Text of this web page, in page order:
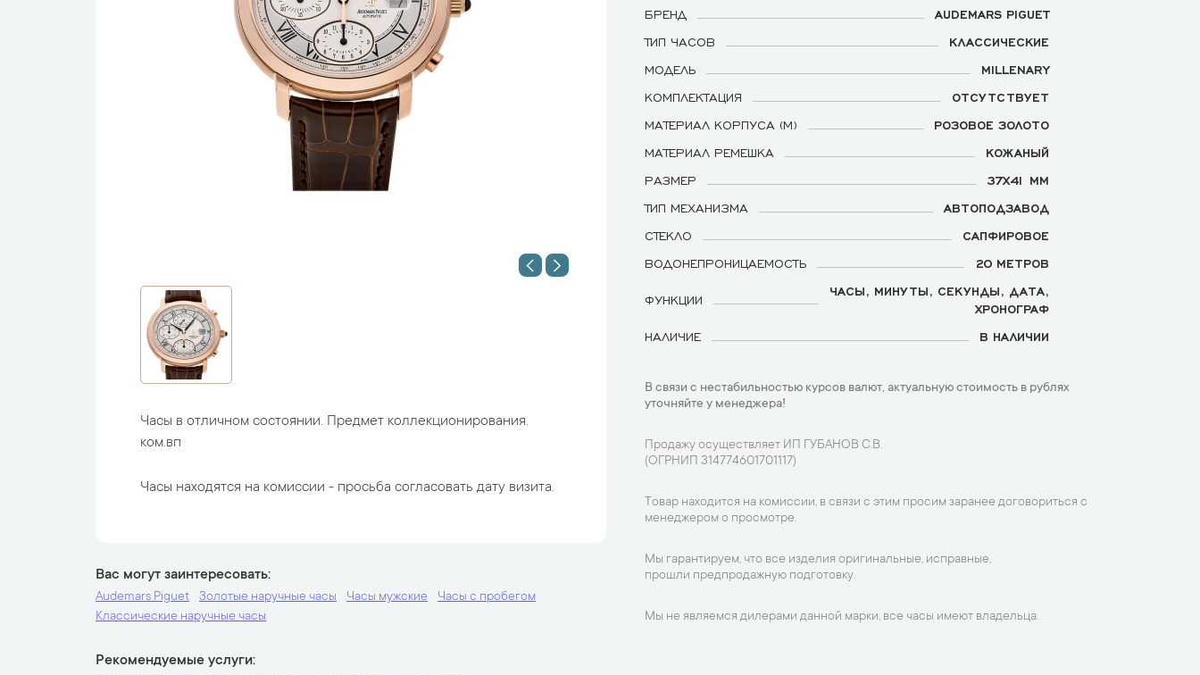
Часы в отличном состоянии. Предмет коллекционирования.
ком.вп
Часы находятся на комиссии - просьба согласовать дату визита.
Вас могут заинтересовать
Audemars Piguet Золотые наручные часы Часы мужские
Часы с пробегом
Классические наручные часы
Рекомендуемые услуги
БРЕНД
AUDEMARS PIGUET
ТИП ЧАСОВ
КЛАССИЧЕСКИЕ
МОДЕЛЬ
MILLENARY
КОМПЛЕКТАЦИЯ
ОТСУТСТВУЕТ
МАТЕРИАЛ КОРПУСА (М)
РОЗОВОЕ ЗОЛОТО
МАТЕРИАЛ РЕМЕШКА
КОЖАНЫЙ
РАЗМЕР
37Х41 ММ
ТИП МЕХАНИЗМА
АВТОПОДЗАВОД
СТЕКЛО
САПФИРОВОЕ
ВОДОНЕПРОНИЦАЕМОСТЬ
20 МЕТРОВ
ФУНКЦИИ
ЧАСЫ, МИНУТЫ, СЕКУНДЫ, ДАТА,
ХРОНОГРАФ
НАЛИЧИЕ
В НАЛИЧИИ
В связи с нестабильностью курсов валют, актуальную стоимость в рублях
уточняйте у менеджера!
Продажу осуществляет ИП ГУБАНОВ С.В.
(ОГРНИП 314774601701117)
Товар находится на комиссии, в связи с этим просим заранее договориться с
менеджером о просмотре.
Мы гарантируем, что все изделия оригинальные, исправные,
прошли предпродажную подготовку.
Мы не являемся дилерами данной марки, все часы имеют владельца.